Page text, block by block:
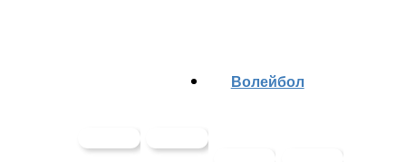
Волейбол